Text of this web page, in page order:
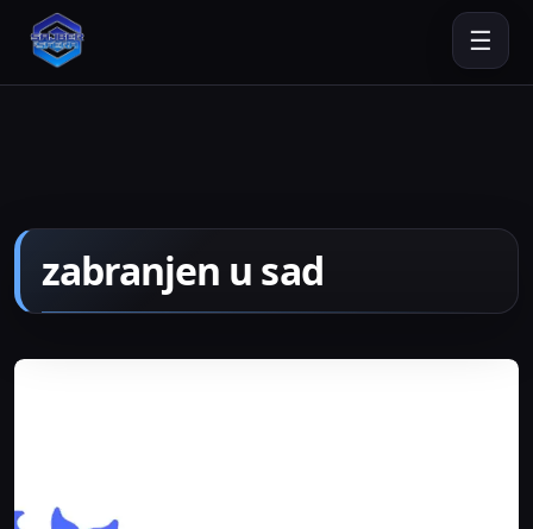
☰
zabranjen u sad